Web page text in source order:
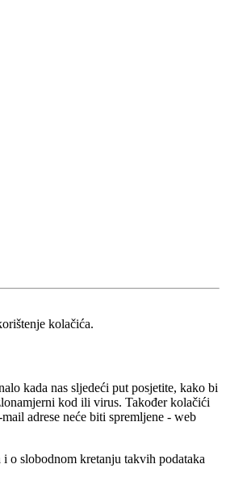
kolačića.
kada nas sljedeći put posjetite, kako bi
kod ili virus. Također kolačići
adrese neće biti spremljene - web
slobodnom kretanju takvih podataka